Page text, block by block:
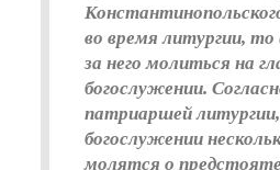
во время литургии,
за него молиться на
богослужении.
патриаршей
богослужении
молятся о